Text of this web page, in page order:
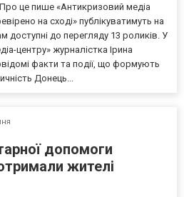
це пише «Антикризовий медіа
на сході» публікуватимуть на
доступні до перегляду 13 роликів. У
центру» журналістка Ірина
факти та події, що формують
Донець...
допомоги
жителі